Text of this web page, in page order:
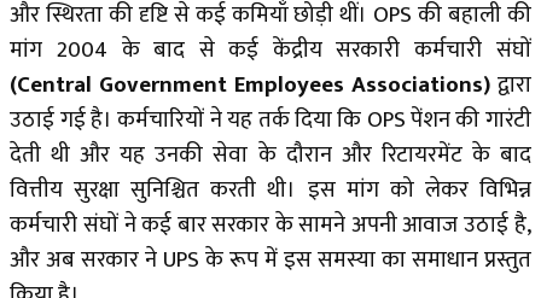
और स्थिरता की दृष्टि से कई कमियाँ छोड़ी थीं। OPS की बहाली की
मांग 2004 के बाद से कई केंद्रीय सरकारी कर्मचारी संघों
(Central Government Employees Associations)द्वारा
उठाई गई है। कर्मचारियों ने यह तर्क दिया कि OPS पेंशन की गारंटी
देती थी और यह उनकी सेवा के दौरान और रिटायरमेंट के बाद
वित्तीय सुरक्षा सुनिश्चित करती थी। इस मांग को लेकर विभिन्न
कर्मचारी संघों ने कई बार सरकार के सामने अपनी आवाज उठाई है,
और अब सरकार ने UPS के रूप में इस समस्या का समाधान प्रस्तुत